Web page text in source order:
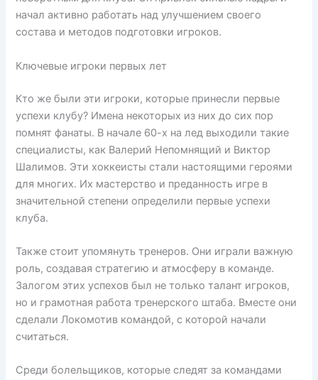
начал активно работать над улучшением своего
состава и методов подготовки игроков.
Ключевые игроки первых лет
Кто же были эти игроки, которые принесли первые
успехи клубу? Имена некоторых из них до сих пор
помнят фанаты. В начале 60-х на лед выходили такие
специалисты, как Валерий Непомнящий и Виктор
Шалимов. Эти хоккеисты стали настоящими героями
для многих. Их мастерство и преданность игре в
значительной степени определили первые успехи
клуба.
Также стоит упомянуть тренеров. Они играли важную
роль, создавая стратегию и атмосферу в команде.
Залогом этих успехов был не только талант игроков,
но и грамотная работа тренерского штаба. Вместе они
сделали Локомотив командой, с которой начали
считаться.
Среди болельщиков, которые следят за командами